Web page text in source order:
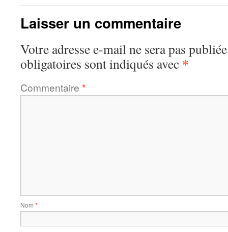
Laisser un commentaire
Votre adresse e-mail ne sera pas
obligatoires sont indiqués avec *
Commentaire *
Nom *